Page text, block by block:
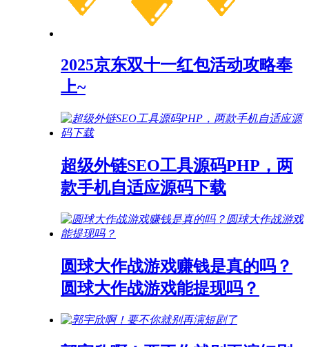
2025京东双十一红包活动攻略奉
上~
超级外链SEO工具源码PHP，两
款手机自适应源码下载
圆球大作战游戏赚钱是真的吗？
圆球大作战游戏能提现吗？